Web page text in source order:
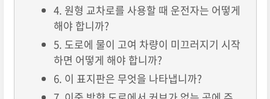
4. 원형 교차로를 사용할 때 운전자는 어떻게
해야 합니까?
5. 도로에 물이 고여 차량이 미끄러지기 시작
하면 어떻게 해야 합니까?
6. 이 표지판은 무엇을 나타냅니까?